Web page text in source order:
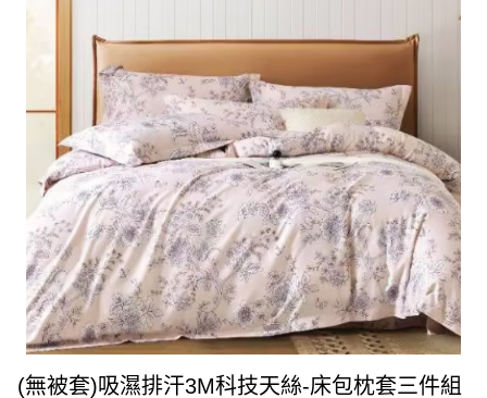
(無被套)吸濕排汗3M科技天絲-床包枕套三件組